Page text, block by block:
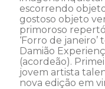
escorrendo
gostoso objeto
primoroso
‘Forro de
Damião
(acordeão).
jovem artista
nova edição em